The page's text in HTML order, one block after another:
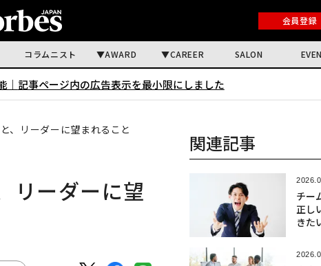
会員登録
コラムニスト AWARD CAREER SALON
｜ 記事ページ内の広告表示を最小限にしました
、リーダーに望まれること
リーダーに望
関連記事
チー
正し
きた